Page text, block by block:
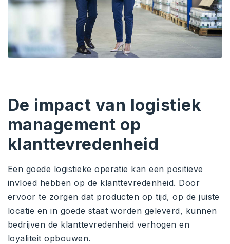
De impact van logistiek
management op
klanttevredenheid
Een goede logistieke operatie kan een positieve
invloed hebben op de klanttevredenheid. Door
ervoor te zorgen dat producten op tijd, op de juiste
locatie en in goede staat worden geleverd, kunnen
bedrijven de klanttevredenheid verhogen en
loyaliteit opbouwen.